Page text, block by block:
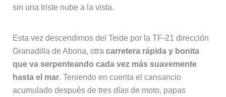
sin una triste nube a la vista.
Esta vez descendimos del Teide por la TF-21 dirección
Granadilla de Abona, otra carretera rápida y bonita
que va serpenteando cada vez más suavemente
hasta el mar. Teniendo en cuenta el cansancio
acumulado después de tres días de moto, papas